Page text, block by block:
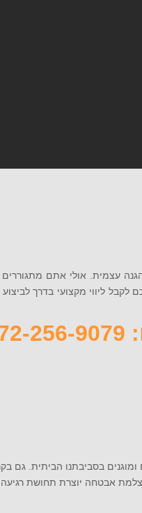
עצמית. אולי אתם
בסביבתנו הביתית.
אבטחה יוצרת תחושת